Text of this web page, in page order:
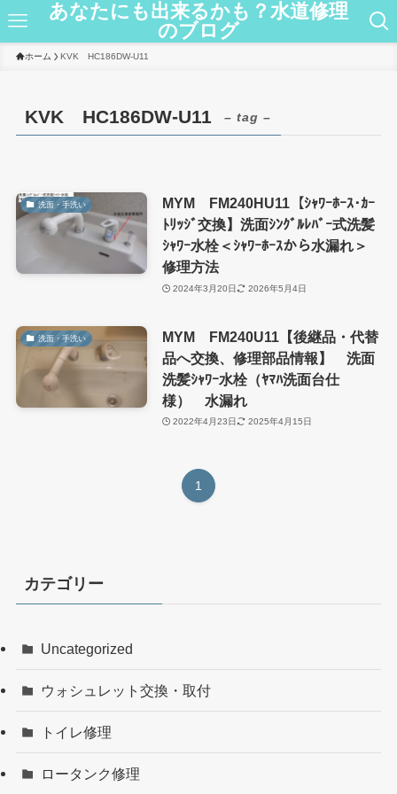
あなたにも出来るかも？水道修理
のブログ
ホーム KVK HC186DW-U11
KVK HC186DW-U11 – tag –
洗面・手洗い
MYM FM240HU11【ｼｬﾜｰﾎｰｽ･ｶｰ
ﾄﾘｯｼﾞ交換】洗面ｼﾝｸﾞﾙﾚﾊﾞｰ式洗髪
ｼｬﾜｰ水栓＜ｼｬﾜｰﾎｰｽから水漏れ＞
修理方法
2024年3月20日 2026年5月4日
洗面・手洗い
MYM FM240U11【後継品・代替
品へ交換、修理部品情報】 洗面
洗髪ｼｬﾜｰ水栓（ﾔﾏﾊ洗面台仕
様） 水漏れ
2022年4月23日 2025年4月15日
1
カテゴリー
Uncategorized
ウォシュレット交換・取付
トイレ修理
ロータンク修理